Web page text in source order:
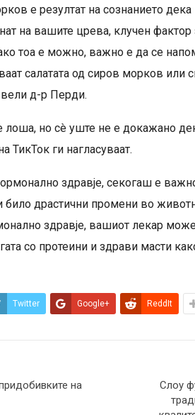
е резултат на сознанието
на вашите црева, клучен фактор
тоа е можно, важно е да се
салатата од сиров морков
вели д-р Перди.
лоша, но сè уште не е докажано
ТикТок ги нагласуваат.
здравје, секогаш е
било драстични промени во
здравје, вашиот лекар
со протеини и здрави масти
Twitter Google+ ReddIt
на
Слоу